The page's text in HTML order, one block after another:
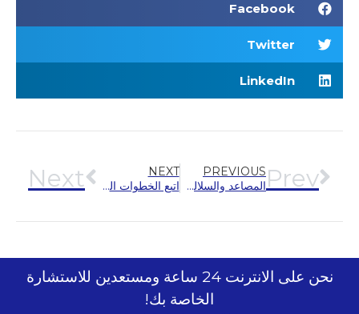
Facebook
Twitter
LinkedIn
Prev
PREVIOUS
المصاعد والسلالم المتحركة: دليل مقارنة شامل
NEXT
اتبع الخطوات الحمراء وأعد زيارة المهمة الأصلية – فرع حزب مصعد هينغدا فوجي يزور القاعة التذكارية لمنطقة سوزي العسكرية الرابعة الجديدة.
Next
نحن على الانترنت 24 ساعة ومستعدين للاستشارة
الخاصة بك!